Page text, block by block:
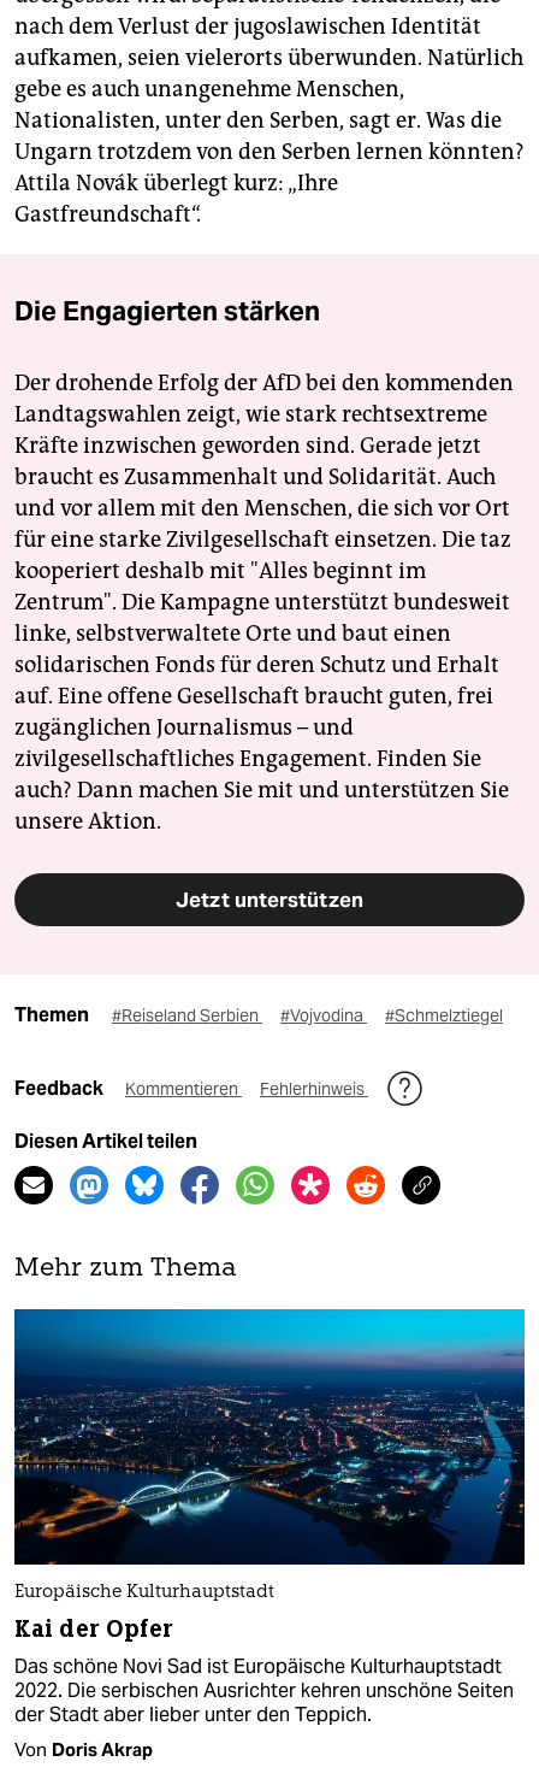
nach dem Verlust der jugoslawischen Identität
aufkamen, seien vielerorts überwunden. Natürlich
gebe es auch unangenehme Menschen,
Nationalisten, unter den Serben, sagt er. Was die
Ungarn trotzdem von den Serben lernen könnten?
Attila Novák überlegt kurz: „Ihre
Gastfreundschaft“.
Die Engagierten stärken
Der drohende Erfolg der AfD bei den kommenden
Landtagswahlen zeigt, wie stark rechtsextreme
Kräfte inzwischen geworden sind. Gerade jetzt
braucht es Zusammenhalt und Solidarität. Auch
und vor allem mit den Menschen, die sich vor Ort
für eine starke Zivilgesellschaft einsetzen. Die taz
kooperiert deshalb mit "Alles beginnt im
Zentrum". Die Kampagne unterstützt bundesweit
linke, selbstverwaltete Orte und baut einen
solidarischen Fonds für deren Schutz und Erhalt
auf. Eine offene Gesellschaft braucht guten, frei
zugänglichen Journalismus – und
zivilgesellschaftliches Engagement. Finden Sie
auch? Dann machen Sie mit und unterstützen Sie
unsere Aktion.
Jetzt unterstützen
Themen #Reiseland Serbien #Vojvodina #Schmelztiegel
Feedback Kommentieren Fehlerhinweis
Diesen Artikel teilen
Mehr zum Thema
Europäische Kulturhauptstadt
Kai der Opfer
Das schöne Novi Sad ist Europäische Kulturhauptstadt
2022. Die serbischen Ausrichter kehren unschöne Seiten
der Stadt aber lieber unter den Teppich.
Von Doris Akrap